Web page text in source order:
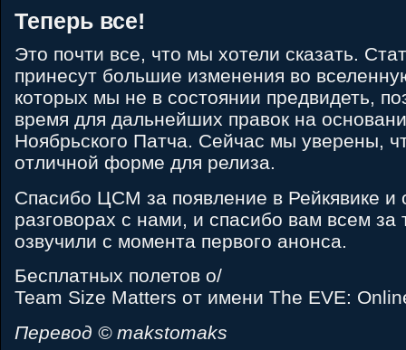
Теперь все!
Это почти все, что мы хотели сказать.
принесут большие изменения во
которых мы не в состоянии предвидеть,
время для дальнейших правок на
Ноябрьского Патча. Сейчас мы уверены,
отличной форме для релиза.
Спасибо ЦСМ за появление в Рейкявике
разговорах с нами, и спасибо вам всем за
озвучили с момента первого анонса.
Бесплатных полетов о/
Team Size Matters от имени The EVE:
Перевод © makstomaks